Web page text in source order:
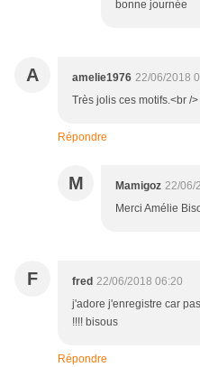
bonne journée
A amelie1976 22/06/2018
Très jolis ces motifs.<br /
Répondre
M Mamigoz 22/06/
Merci Amélie
F fred 22/06/2018 06:20
j'adore j'enregistre car
!!!! bisous
Répondre